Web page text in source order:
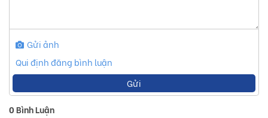
Gửi ảnh
Qui định đăng bình luận
Gửi
0Bình Luận